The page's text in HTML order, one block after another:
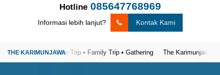
Hotline 085647768969
Informasi lebih lanjut? Kontak Kami
Trip • Private Trip • Family Trip • Gathering The Karimunjawa Tour –